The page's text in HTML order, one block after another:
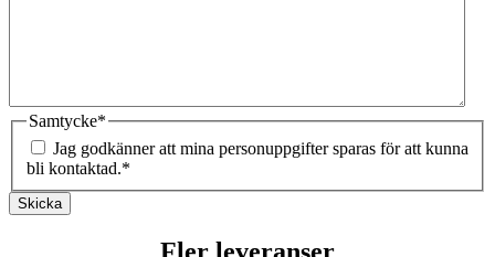
Samtycke*
Jag godkänner att mina personuppgifter sparas för att kunna
bli kontaktad.*
Skicka